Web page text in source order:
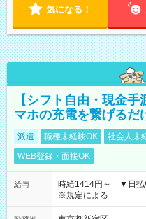
気になる！
【シフト自由・現金
マホの充電を繋げるだ
派遣 職種未経験OK 社会人未
WEB登録・面接OK
給与
時給1414円～ ▼日払
※規定による